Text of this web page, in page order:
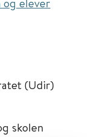
(Udir)
skolen